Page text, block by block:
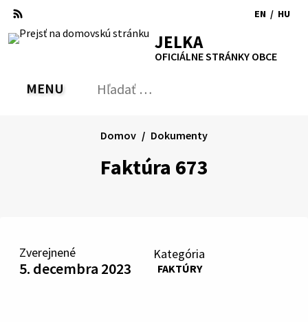
Preskočiť
obsah
RSS MapaTlačiť
Zvýšiť
kontrast
písmapísma
EN
to
/ HU
JELKA
OFICIÁLNE STRÁNKY OBCE
PREPNÚŤ
MENU Hľadať:
Faktúra 673
Domov Dokumenty
Zverejnené
5. decembra 2023
Kategória
FAKTÚRY